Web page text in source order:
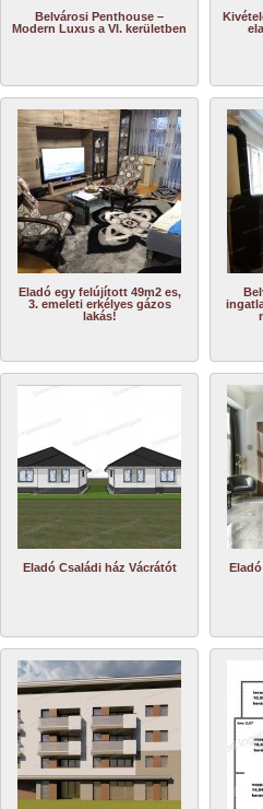
Belvárosi Penthouse –
Modern Luxus a VI. kerületben
Eladó egy felújított 49m2 es,
3. emeleti erkélyes gázos
lakás!
Eladó Családi ház Vácrátót